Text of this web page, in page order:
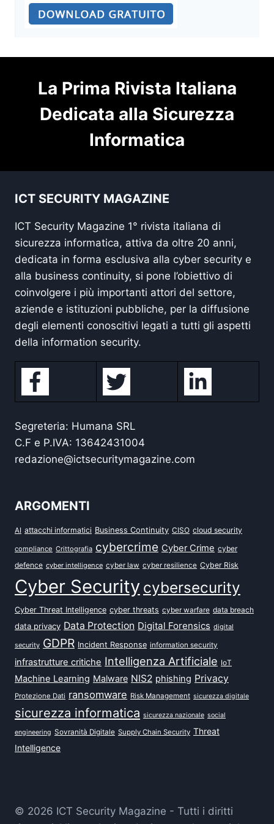
La Prima Rivista Italiana
Dedicata alla Sicurezza
Informatica
ICT SECURITY MAGAZINE
ICT Security Magazine 1° rivista italiana di
sicurezza informatica, attiva da oltre 20 anni,
dedicata in forma esclusiva alla cyber security e
alla business continuity, si pone l’obiettivo di
coinvolgere i più importanti attori del settore,
aziende e istituzioni pubbliche, per la diffusione
degli elementi conoscitivi legati a tutti gli aspetti
della information security.
Segreteria: Humana SRL
C.F e P.IVA: 13642431004
redazione@ictsecuritymagazine.com
ARGOMENTI
AI attacchi informatici Business Continuity CISO cloud security
compliance Crittografia cybercrime Cyber Crime cyber
defence cyber intelligence cyber law cyber resilience Cyber Risk
Cyber Security cybersecurity
Cyber Threat Intelligence cyber threats cyber warfare data breach
data privacy Data Protection Digital Forensics digital
security GDPR Incident Response information security
infrastrutture critiche Intelligenza Artificiale IoT
Machine Learning Malware NIS2 phishing Privacy
Protezione Dati ransomware Risk Management sicurezza digitale
sicurezza informatica sicurezza nazionale social
engineering Sovranità Digitale Supply Chain Security Threat
Intelligence
© 2026 ICT Security Magazine - Tutti i diritti